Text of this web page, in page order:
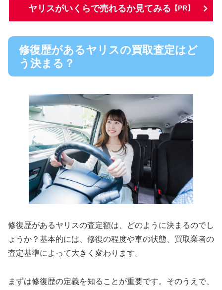
ヤリスがいくらで売れるか見てみる 【PR】
修復歴があるヤリスの買取査定はど
う決まる？
修復歴があるヤリスの査定額は、どのように決まるのでし
ょうか？基本的には、修復の程度や車の状態、買取業者の
査定基準によって大きく変わります。
まずは修復歴の定義を知ることが重要です。そのうえで、